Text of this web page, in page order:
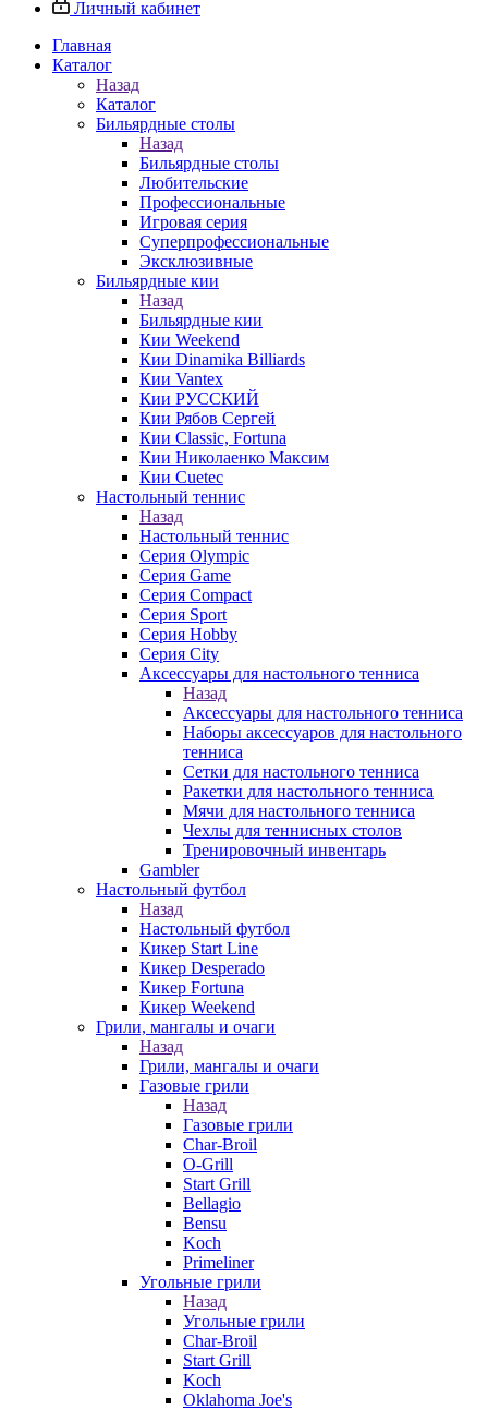
Личный кабинет
Главная
Каталог
Назад
Каталог
Бильярдные столы
Назад
Бильярдные столы
Любительские
Профессиональные
Игровая серия
Суперпрофессиональные
Эксклюзивные
Бильярдные кии
Назад
Бильярдные кии
Кии Weekend
Кии Dinamika Billiards
Кии Vantex
Кии РУССКИЙ
Кии Рябов Сергей
Кии Classic, Fortuna
Кии Николаенко Максим
Кии Cuetec
Настольный теннис
Назад
Настольный теннис
Серия Olympic
Серия Game
Серия Compact
Серия Sport
Серия Hobby
Серия City
Аксессуары для настольного тенниса
Назад
Аксессуары для настольного тенниса
Наборы аксессуаров для настольного
тенниса
Сетки для настольного тенниса
Ракетки для настольного тенниса
Мячи для настольного тенниса
Чехлы для теннисных столов
Тренировочный инвентарь
Gambler
Настольный футбол
Назад
Настольный футбол
Кикер Start Line
Кикер Desperado
Кикер Fortuna
Кикер Weekend
Грили, мангалы и очаги
Назад
Грили, мангалы и очаги
Газовые грили
Назад
Газовые грили
Char-Broil
O-Grill
Start Grill
Bellagio
Bensu
Koch
Primeliner
Угольные грили
Назад
Угольные грили
Char-Broil
Start Grill
Koch
Oklahoma Joe's